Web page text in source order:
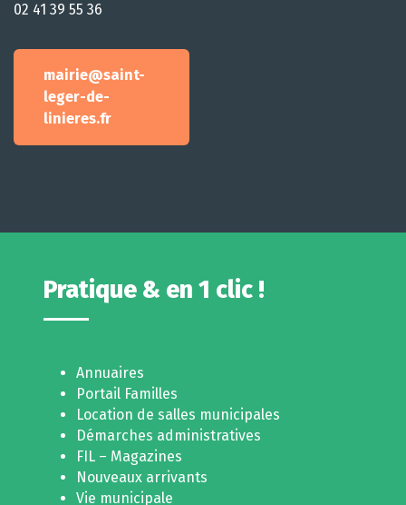
02 41 39 55 36
mairie@saint-
leger-de-
linieres.fr
Pratique & en 1 clic !
Annuaires
Portail Familles
Location de salles municipales
Démarches administratives
FIL – Magazines
Nouveaux arrivants
Vie municipale